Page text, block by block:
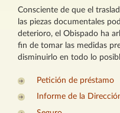
Consciente de que el
las piezas documentales
deterioro, el Obispado ha
fin de tomar las medidas
disminuirlo en todo lo
Petición de préstamo
Informe de la